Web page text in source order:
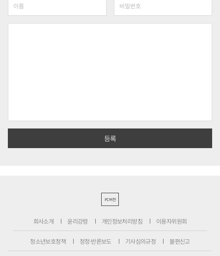
PC버전
회사소개 윤리강령 개인정보처리방침 이용자위원회
청소년보호정책 정정·반론보도 기사심의규정 불편신고